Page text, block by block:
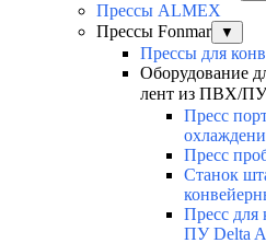
Прессы ALMEX
Прессы Fonmar
▼
Прессы для
Оборудование
лент из ПВХ/ПУ
Пресс
Пресс
Станок
Пресс
ПУ Delta